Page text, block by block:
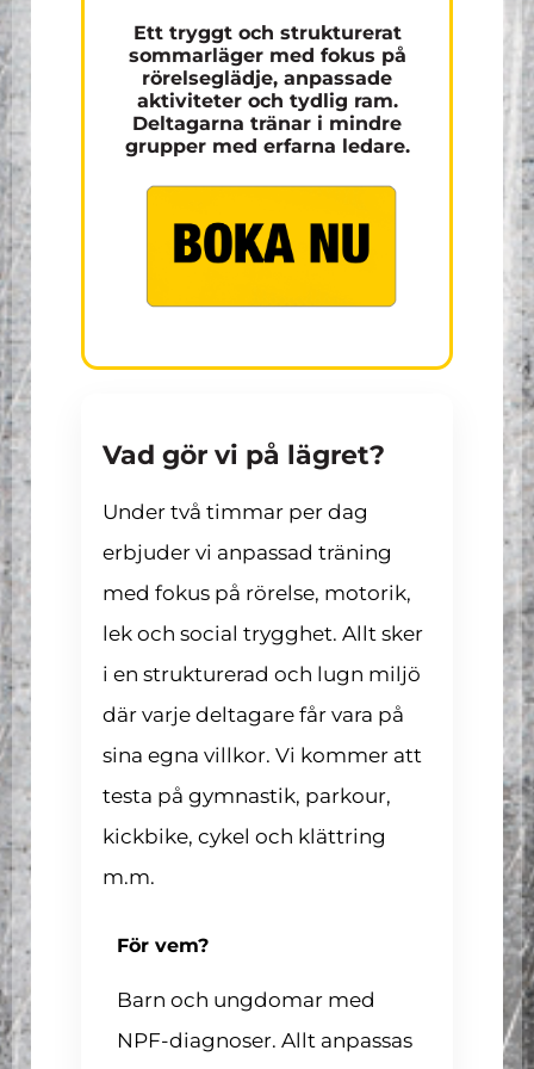
Ett tryggt och strukturerat
sommarläger med fokus på
rörelseglädje, anpassade
aktiviteter och tydlig ram.
Deltagarna tränar i mindre
grupper med erfarna ledare.
Vad gör vi på lägret?
Under två timmar per dag
erbjuder vi anpassad träning
med fokus på rörelse, motorik,
lek och social trygghet. Allt sker
i en strukturerad och lugn miljö
där varje deltagare får vara på
sina egna villkor. Vi kommer att
testa på gymnastik, parkour,
kickbike, cykel och klättring
m.m.
För vem?
Barn och ungdomar med
NPF-diagnoser. Allt anpassas